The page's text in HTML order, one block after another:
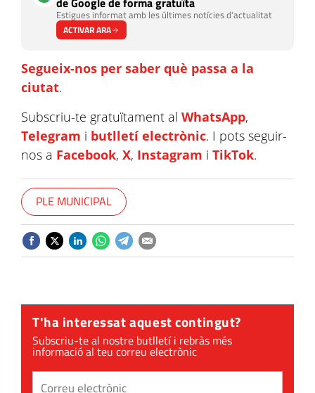
Estigues informat amb les últimes notícies d'actualitat
ACTIVAR ARA
Segueix-nos per saber què passa a la
ciutat.
Subscriu-te gratuïtament al WhatsApp,
Telegram i butlletí electrònic. I pots seguir-
nos a Facebook, X, Instagram i TikTok.
PLE MUNICIPAL
T'ha interessat aquest contingut?
Subscriu-te al nostre butlletí i rebràs més
informació al teu correu electrònic